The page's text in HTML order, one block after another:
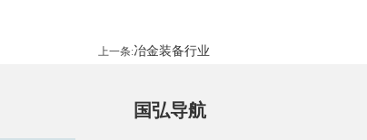
上一条:冶金装备行业
国弘导航